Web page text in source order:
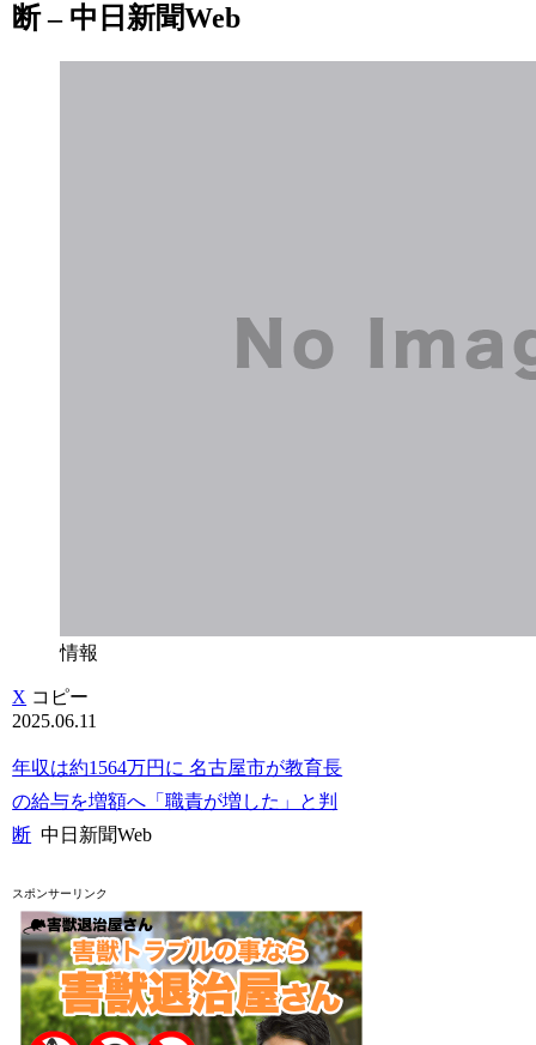
断 – 中日新聞Web
情報
X コピー
2025.06.11
年収は約1564万円に 名古屋市が教育長
の給与を増額へ「職責が増した」と判
断 中日新聞Web
スポンサーリンク